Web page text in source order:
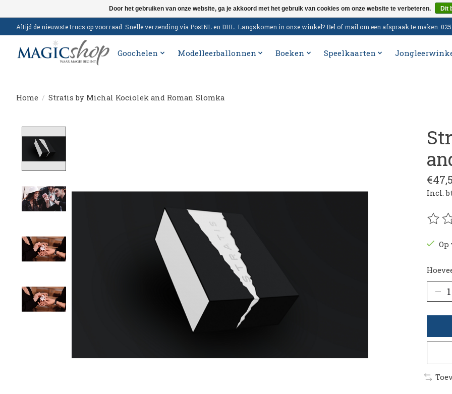
Altijd de nieuwste trucs op voorraad. Snelle verzending via PostNL en DHL. Langskomen in onze winkel? Bel of mail om een afspraak te maken.
Goochelen Modelleerballonnen Boeken Speelkaarten
Home / Stratis by Michal Kociolek and Roman Slomka
Incl.
De
Op
Door het gebruiken van onze website, ga je akkoord met het gebruik van cookies om onze website te verbeteren. Dit